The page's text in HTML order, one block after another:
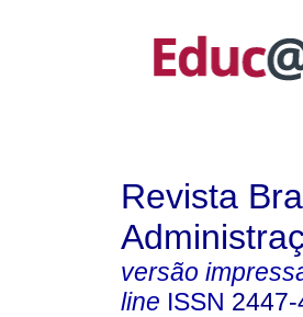
Revista
versão
line ISSN